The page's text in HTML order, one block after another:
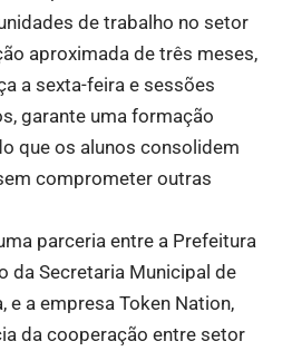
de trabalho no setor
aproximada de três meses,
a sexta-feira e sessões
garante uma formação
que os alunos consolidem
comprometer outras
parceria entre a Prefeitura
da Secretaria Municipal de
e a empresa Token Nation,
da cooperação entre setor